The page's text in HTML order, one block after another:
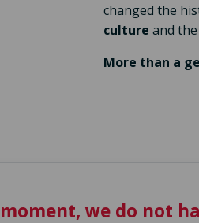
changed the
culture and
More than a
we do not